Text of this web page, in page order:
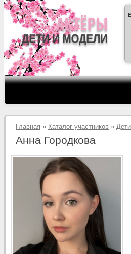
Главная » Каталог участников » Дети
Анна Городкова